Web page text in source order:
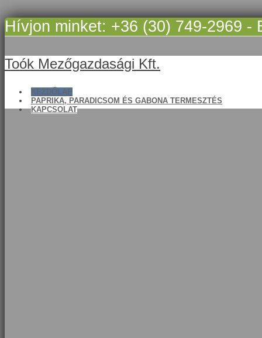
Hívjon minket: +36 (30) 749-2969 -
Toók Mezőgazdasági Kft.
KEZDŐLAP
PAPRIKA, PARADICSOM ÉS GABONA TERMESZTÉS
KAPCSOLAT